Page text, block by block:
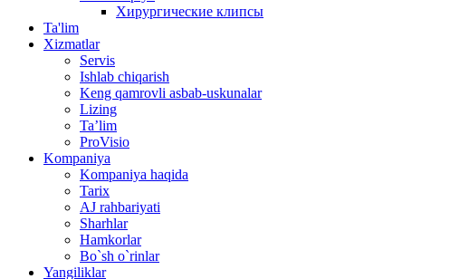
Хирургические клипсы
Ta'lim
Xizmatlar
Servis
Ishlab chiqarish
Keng qamrovli asbab-uskunalar
Lizing
Ta’lim
ProVisio
Kompaniya
Kompaniya haqida
Tarix
AJ rahbariyati
Sharhlar
Hamkorlar
Bo`sh o`rinlar
Yangiliklar